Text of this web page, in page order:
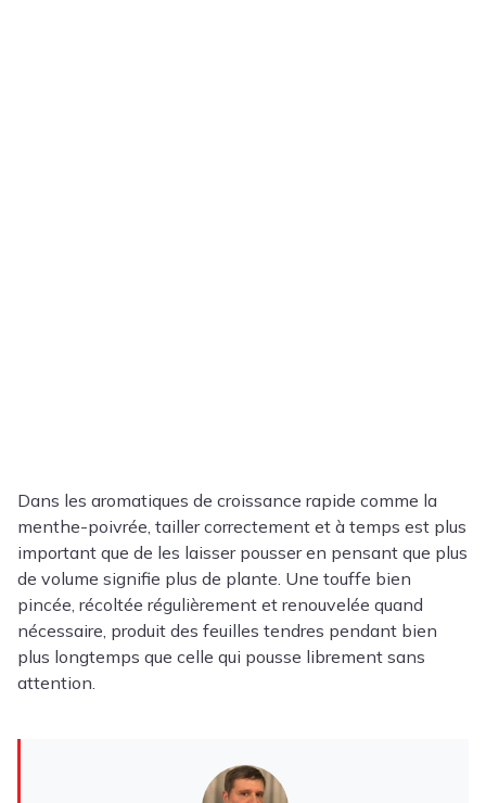
Dans les aromatiques de croissance rapide comme la
menthe-poivrée, tailler correctement et à temps est plus
important que de les laisser pousser en pensant que plus
de volume signifie plus de plante. Une touffe bien
pincée, récoltée régulièrement et renouvelée quand
nécessaire, produit des feuilles tendres pendant bien
plus longtemps que celle qui pousse librement sans
attention.